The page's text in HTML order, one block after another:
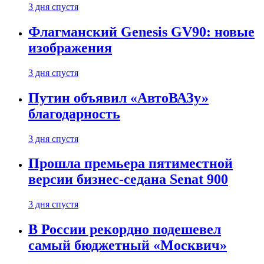
3 дня спустя
Флагманский Genesis GV90: новые
изображения
3 дня спустя
Путин объявил «АвтоВАЗу»
благодарность
3 дня спустя
Прошла премьера пятиместной
версии бизнес-седана Senat 900
3 дня спустя
В России рекордно подешевел
самый бюджетный «Москвич»